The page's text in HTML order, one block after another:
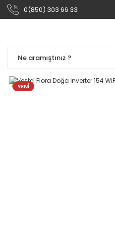
0(850) 303 66 33
YENİ